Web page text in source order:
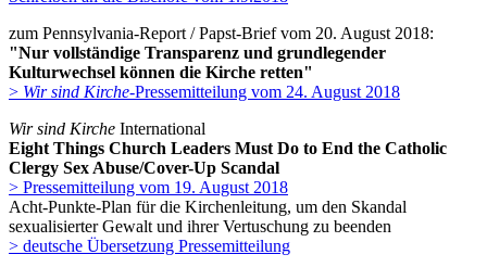
zum Pennsylvania-Report / Papst-Brief vom 20. August 2018:
"Nur vollständige Transparenz und grundlegender
Kulturwechsel können die Kirche retten"
> Wir sind Kirche-Pressemitteilung vom 24. August 2018
Wir sind Kirche International
Eight Things Church Leaders Must Do to End the Catholic
Clergy Sex Abuse/Cover-Up Scandal
> Pressemitteilung vom 19. August 2018
Acht-Punkte-Plan für die Kirchenleitung, um den Skandal
sexualisierter Gewalt und ihrer Vertuschung zu beenden
> deutsche Übersetzung Pressemitteilung